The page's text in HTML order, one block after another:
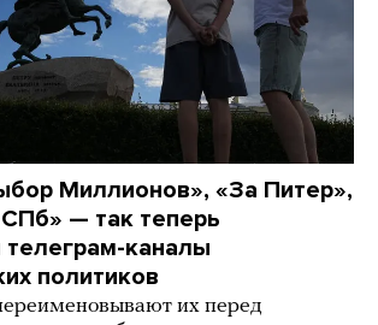
Миллионов», «За Питер»,
— так теперь
телеграм-каналы
политиков
их перед